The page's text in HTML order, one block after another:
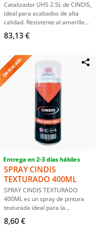
Catalizador UHS 2.5L de CINDIS,
ideal para acabados de alta
calidad. Resistente al amarilleo,
compatible con productos bajos
en VOC.
83,13 €
Destacado
Entrega en 2-3 días hábiles
SPRAY CINDIS
TEXTURADO 400ML
SPRAY CINDIS TEXTURADO
400ML es un spray de pintura
texturada ideal para la
restauración y reparación de
superficies plásticas en
8,60 €